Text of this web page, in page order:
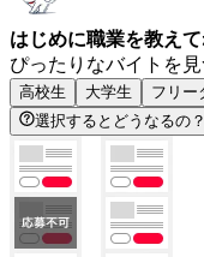
はじめに職業を教えて
ぴったりなバイトを
高校生 大学生 フリー
選択するとどうなるの？